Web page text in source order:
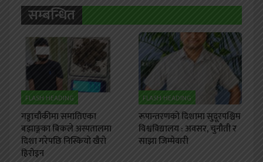
सम्बन्धित
FLASH HEADING
गड्डाचौकीमा समातिएका
बझाङ्गका बिकले अस्पतालमा
दिशा गरेपछि निस्कियो खैरो
हिरोइन
FLASH HEADING
रूपान्तरणको दिशामा सुदूरपश्चिम
विश्वविद्यालय : अवसर, चुनौती र
साझा जिम्मेवारी